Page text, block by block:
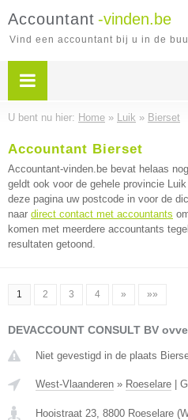
Accountant -vinden.be
Vind een accountant bij u in de
U bent nu hier: Home » Luik » Bierset
Accountant Bierset
Accountant-vinden.be bevat helaas
geldt ook voor de gehele provincie
deze pagina uw postcode in voor de
naar direct contact met accountants
komen met meerdere accountants
resultaten getoond.
1 2 3 4 » »»
DEVACCOUNT CONSULT BV
Niet gevestigd in de plaats
West-Vlaanderen » Roeselare
Hooistraat 23, 8800 Roeselare (